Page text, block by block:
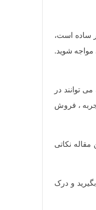
ساده است،
شوید.
توانند در
، فروش
نکاتی
بگیرید و درک